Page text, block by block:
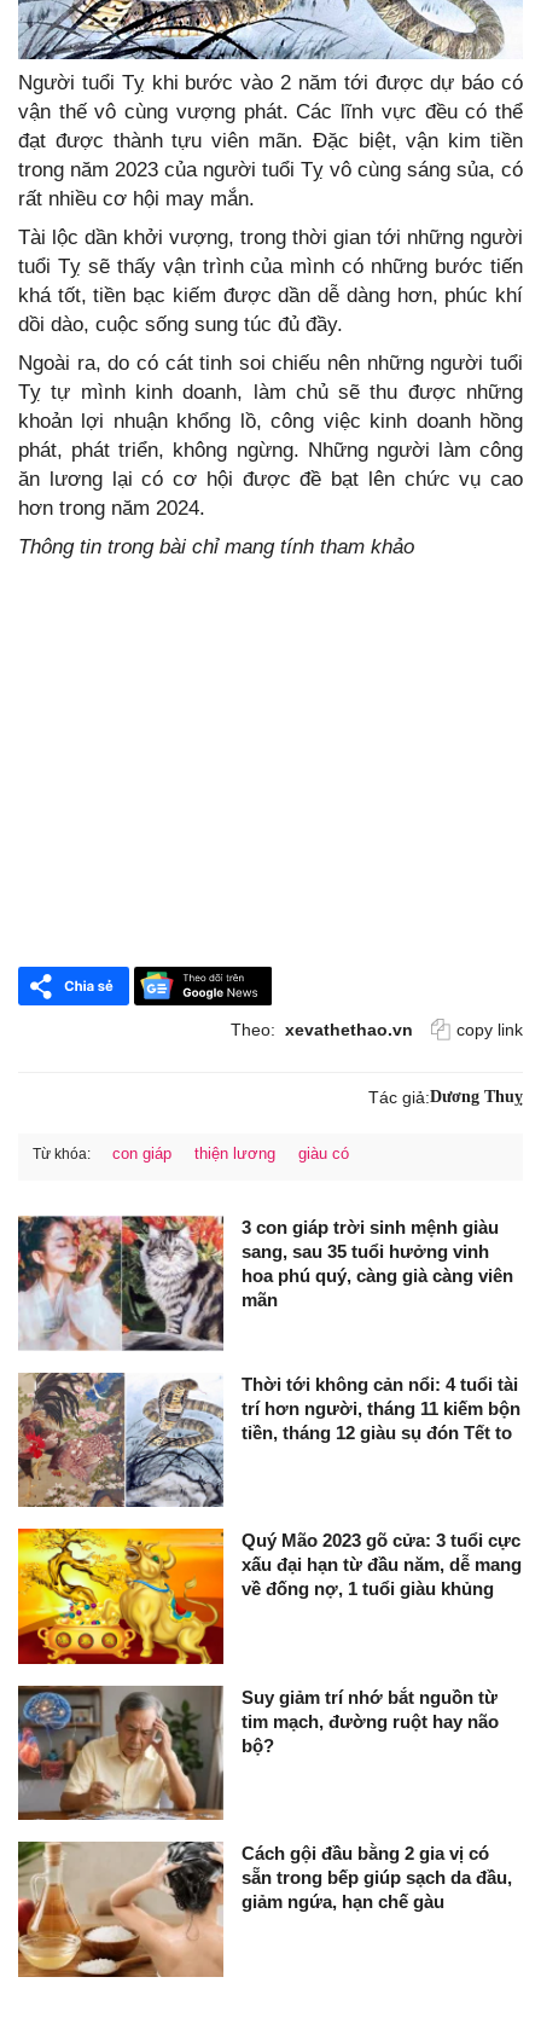
Người tuổi Tỵ khi bước vào 2 năm tới được dự báo có
vận thế vô cùng vượng phát. Các lĩnh vực đều có thể
đạt được thành tựu viên mãn. Đặc biệt, vận kim tiền
trong năm 2023 của người tuổi Tỵ vô cùng sáng sủa, có
rất nhiều cơ hội may mắn.
Tài lộc dần khởi vượng, trong thời gian tới những người
tuổi Tỵ sẽ thấy vận trình của mình có những bước tiến
khá tốt, tiền bạc kiếm được dần dễ dàng hơn, phúc khí
dồi dào, cuộc sống sung túc đủ đầy.
Ngoài ra, do có cát tinh soi chiếu nên những người tuổi
Tỵ tự mình kinh doanh, làm chủ sẽ thu được những
khoản lợi nhuận khổng lồ, công việc kinh doanh hồng
phát, phát triển, không ngừng. Những người làm công
ăn lương lại có cơ hội được đề bạt lên chức vụ cao
hơn trong năm 2024.
Thông tin trong bài chỉ mang tính tham khảo
Theo: xevathethao.vn copy link
Tác giả:Dương Thuỵ
Từ khóa: con giáp thiện lương giàu có
3 con giáp trời sinh mệnh giàu
sang, sau 35 tuổi hưởng vinh
hoa phú quý, càng già càng viên
mãn
Thời tới không cản nổi: 4 tuổi tài
trí hơn người, tháng 11 kiếm bộn
tiền, tháng 12 giàu sụ đón Tết to
Quý Mão 2023 gõ cửa: 3 tuổi cực
xấu đại hạn từ đầu năm, dễ mang
về đống nợ, 1 tuổi giàu khủng
Suy giảm trí nhớ bắt nguồn từ
tim mạch, đường ruột hay não
bộ?
Cách gội đầu bằng 2 gia vị có
sẵn trong bếp giúp sạch da đầu,
giảm ngứa, hạn chế gàu